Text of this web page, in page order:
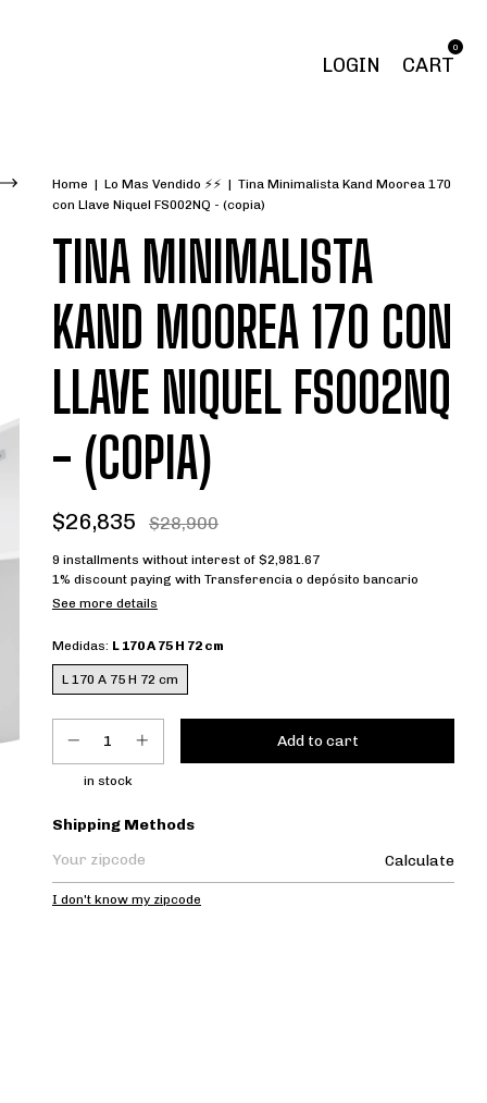
LOGIN CART
0
Home | Lo Mas Vendido ⚡⚡ | Tina Minimalista Kand Moorea 170
con Llave Niquel FS002NQ - (copia)
TINA MINIMALISTA
KAND MOOREA 170 CON
LLAVE NIQUEL FS002NQ
- (COPIA)
$26,835 $28,900
9 installments without interest of $2,981.67
1% discount paying with Transferencia o depósito bancario
See more details
Medidas: L 170 A 75 H 72 cm
L 170 A 75 H 72 cm
in stock
Shipping for zipcode:
Shipping Methods
Calculate
I don't know my zipcode